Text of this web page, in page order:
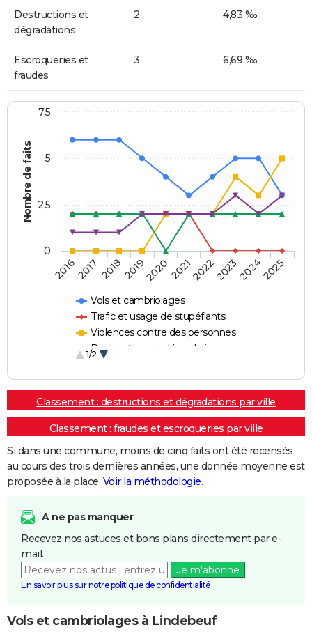
Destructions et
dégradations
2 4,83 ‰
Escroqueries et
fraudes
3 6,69 ‰
Nombre de faits
Vols et cambriolages
Trafic et usage de stupéfiants
Violences contre des personnes
Destructions et dégradations
1/2
20162017 20182019202020212022202320242025
0
2,5
5
7,5
Classement : destructions et dégradations par ville
Classement : fraudes et escroqueries par ville
Si dans une commune, moins de cinq faits ont été recensés
au cours des trois dernières années, une donnée moyenne est
proposée à la place. Voir la méthodologie.
A ne pas manquer
Recevez nos astuces et bons plans directement par e-
mail.
Je m'abonne
En savoir plus sur notre politique de confidentialité
Vols et cambriolages à Lindebeuf